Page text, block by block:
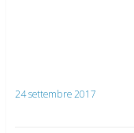
24 settembre 2017